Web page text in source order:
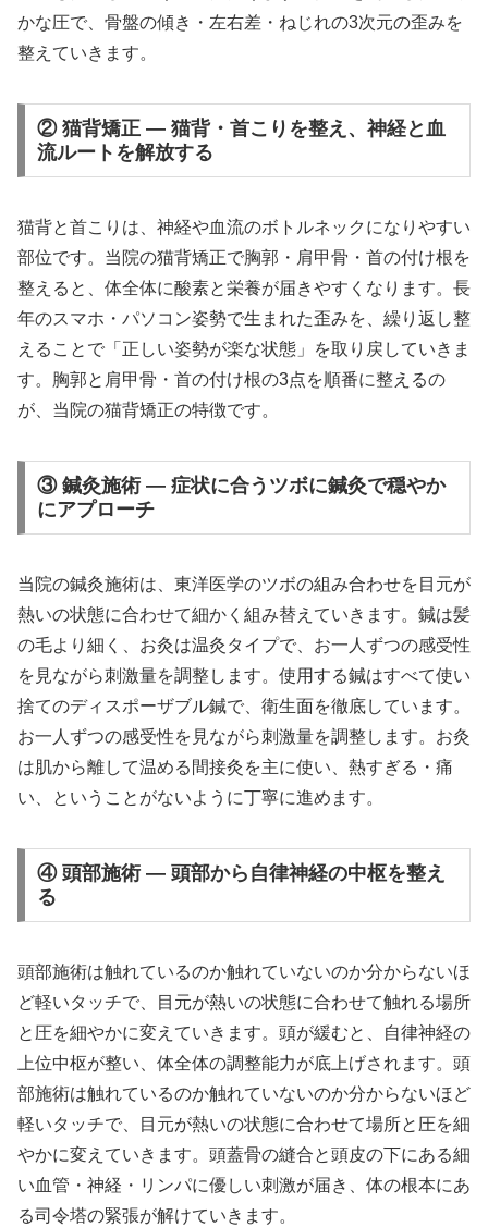
かな圧で、骨盤の傾き・左右差・ねじれの3次元の歪みを
整えていきます。
② 猫背矯正 — 猫背・首こりを整え、神経と血
流ルートを解放する
猫背と首こりは、神経や血流のボトルネックになりやすい
部位です。当院の猫背矯正で胸郭・肩甲骨・首の付け根を
整えると、体全体に酸素と栄養が届きやすくなります。長
年のスマホ・パソコン姿勢で生まれた歪みを、繰り返し整
えることで「正しい姿勢が楽な状態」を取り戻していきま
す。胸郭と肩甲骨・首の付け根の3点を順番に整えるの
が、当院の猫背矯正の特徴です。
③ 鍼灸施術 — 症状に合うツボに鍼灸で穏やか
にアプローチ
当院の鍼灸施術は、東洋医学のツボの組み合わせを目元が
熱いの状態に合わせて細かく組み替えていきます。鍼は髪
の毛より細く、お灸は温灸タイプで、お一人ずつの感受性
を見ながら刺激量を調整します。使用する鍼はすべて使い
捨てのディスポーザブル鍼で、衛生面を徹底しています。
お一人ずつの感受性を見ながら刺激量を調整します。お灸
は肌から離して温める間接灸を主に使い、熱すぎる・痛
い、ということがないように丁寧に進めます。
④ 頭部施術 — 頭部から自律神経の中枢を整え
る
頭部施術は触れているのか触れていないのか分からないほ
ど軽いタッチで、目元が熱いの状態に合わせて触れる場所
と圧を細やかに変えていきます。頭が緩むと、自律神経の
上位中枢が整い、体全体の調整能力が底上げされます。頭
部施術は触れているのか触れていないのか分からないほど
軽いタッチで、目元が熱いの状態に合わせて場所と圧を細
やかに変えていきます。頭蓋骨の縫合と頭皮の下にある細
い血管・神経・リンパに優しい刺激が届き、体の根本にあ
る司令塔の緊張が解けていきます。